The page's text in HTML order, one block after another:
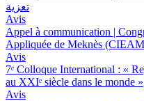
تعزية
Avis
Appel à communication |
Appliquée de Meknès
Avis
7ᵉ Colloque International : «
au XXIᵉ siècle dans le monde »
Avis